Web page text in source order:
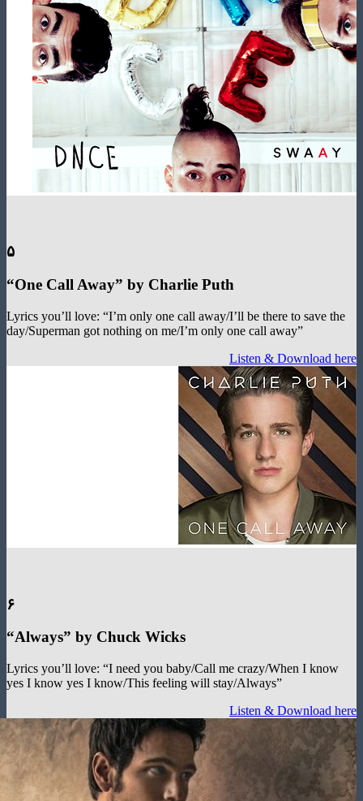
“One Call Away ”by Charlie Puth
Lyrics you’ll love: “I’m only one call away/I’ll be there to save
day/Superman got nothing on me/I’m only one call away”
Listen &
“Always ”by Chuck Wicks
Lyrics you’ll love: “I need you baby/Call me crazy/When I
yes I know yes I know/This feeling will stay/Always”
Listen &